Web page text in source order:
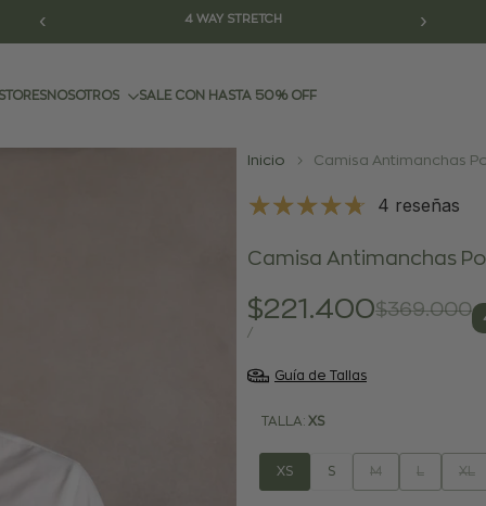
GARANTÍA DE 365 DÍAS
NOSOTROS SALE CON HASTA 50% OFF
Inicio Camisa Antimanchas
4 reseñas
Camisa Antimanchas
Precio
$369.000
Precio
de
venta
$221.400
PRECIO
/POR
Guía de Tallas
TALLA: XS
XS S
Variante
agotada
M
Variante
agotada
L XL